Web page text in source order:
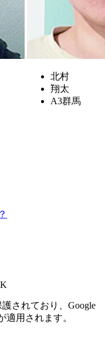
北村
翔太
A3群馬
されており、Google
適用されます。